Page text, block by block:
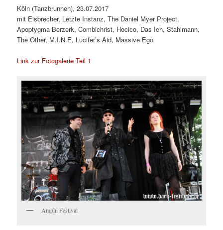
Köln (Tanzbrunnen), 23.07.2017
mit Eisbrecher, Letzte Instanz, The Daniel Myer Project,
Apoptygma Berzerk, Combichrist, Hocico, Das Ich, Stahlmann,
The Other, M.I.N.E, Lucifer’s Aid, Massive Ego
Link zur Fotogalerie Teil 1
Amphi Festival